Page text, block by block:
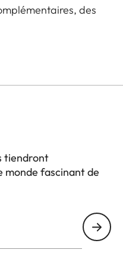
des
constituer un sac
tiendront
monde fascinant de